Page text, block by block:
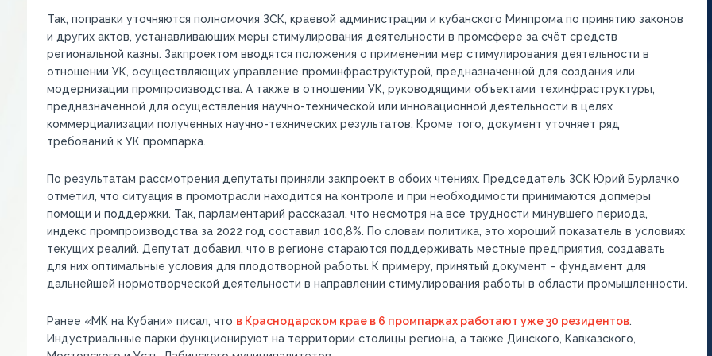
Так, поправки уточняются полномочия ЗСК, краевой администрации и кубанского Минпрома по принятию законов
и других актов, устанавливающих меры стимулирования деятельности в промсфере за счёт средств
региональной казны. Закпроектом вводятся положения о применении мер стимулирования деятельности в
отношении УК, осуществляющих управление проминфраструктурой, предназначенной для создания или
модернизации промпроизводства. А также в отношении УК, руководящими объектами техинфраструктуры,
предназначенной для осуществления научно-технической или инновационной деятельности в целях
коммерциализации полученных научно-технических результатов. Кроме того, документ уточняет ряд
требований к УК промпарка.
По результатам рассмотрения депутаты приняли закпроект в обоих чтениях. Председатель ЗСК Юрий Бурлачко
отметил, что ситуация в промотрасли находится на контроле и при необходимости принимаются допмеры
помощи и поддержки. Так, парламентарий рассказал, что несмотря на все трудности минувшего периода,
индекс промпроизводства за 2022 год составил 100,8%. По словам политика, это хороший показатель в условиях
текущих реалий. Депутат добавил, что в регионе стараются поддерживать местные предприятия, создавать
для них оптимальные условия для плодотворной работы. К примеру, принятый документ – фундамент для
дальнейшей нормотворческой деятельности в направлении стимулирования работы в области промышленности.
Ранее «МК на Кубани» писал, что в Краснодарском крае в 6 промпарках работают уже 30 резидентов.
Индустриальные парки функционируют на территории столицы региона, а также Динского, Кавказского,